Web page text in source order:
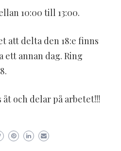
10:00 till 13:00.
att delta den 18:e finns
ett annan dag. Ring
och delar på arbetet!!!